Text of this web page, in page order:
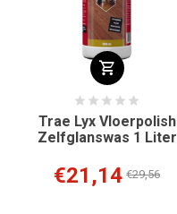
Trae Lyx Vloerpolish
Zelfglanswas 1 Liter
€21,14 €29,56